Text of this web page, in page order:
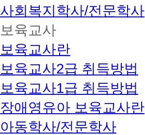
사회복지학사/전문학사
보육교사
보육교사란
보육교사2급 취득방법
보육교사1급 취득방법
장애영유아 보육교사란
아동학사/전문학사